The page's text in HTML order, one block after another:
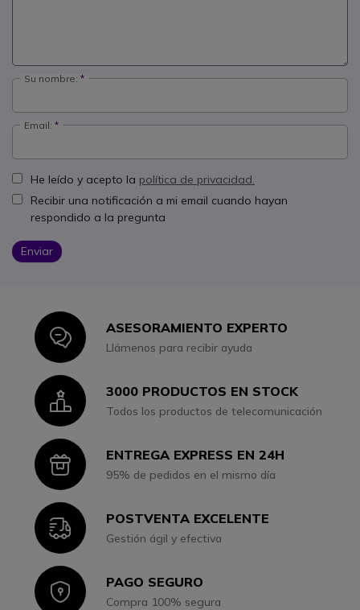
Su nombre:
Email:
He leído y acepto la política de privacidad.
Recibir una notificación a mi email cuando hayan
respondido a la pregunta
Enviar
IconASESORAMIENTO EXPERTO
Llámenos para recibir ayuda
Icon3000 PRODUCTOS EN STOCK
Todos los productos de telecomunicación
IconENTREGA EXPRESS EN 24H
95% de pedidos en el mismo día
IconPOSTVENTA EXCELENTE
Gestión ágil y efectiva
IconPAGO SEGURO
Compra 100% segura